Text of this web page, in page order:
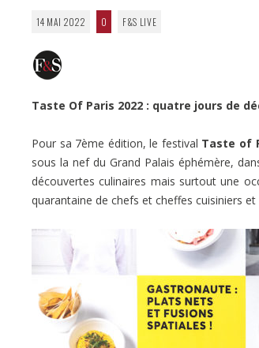
14 MAI 2022 0 F&S LIVE
Taste Of Paris 2022 : quatre jours de
Pour sa 7ème édition, le festival Taste of
sous la nef du Grand Palais éphémère,
découvertes culinaires mais surtout une
quarantaine de chefs et cheffes cuisiniers